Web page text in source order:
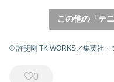
この他の「テ
© 許斐剛 TK WORKS／集英社・
0